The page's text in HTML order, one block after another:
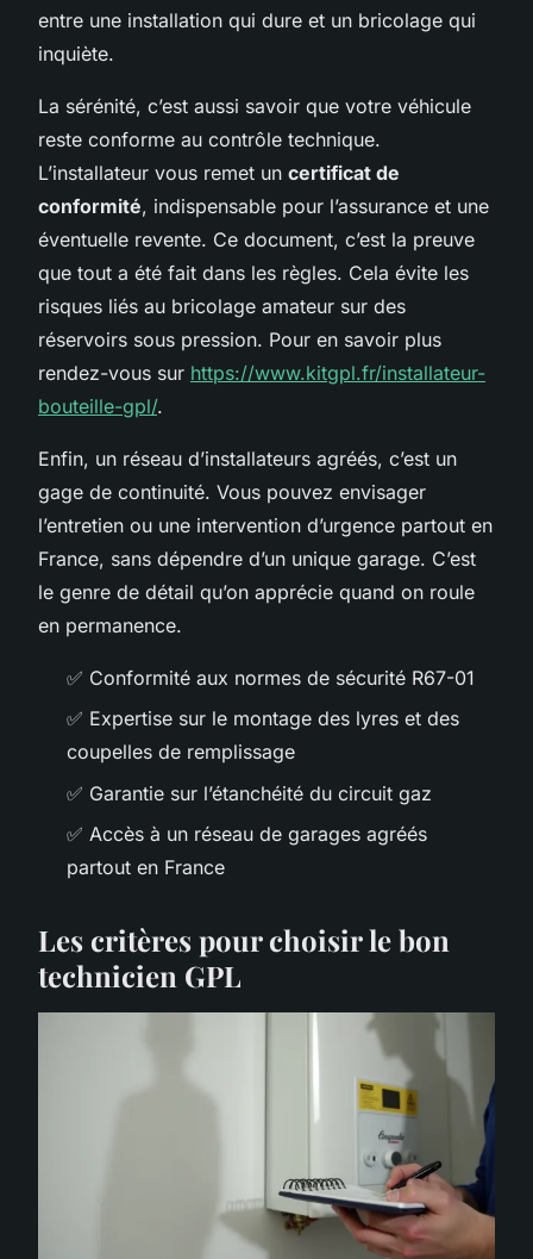
entre une installation qui dure et un bricolage qui
inquiète.
La sérénité, c’est aussi savoir que votre véhicule
reste conforme au contrôle technique.
L’installateur vous remet un certificat de
conformité, indispensable pour l’assurance et une
éventuelle revente. Ce document, c’est la preuve
que tout a été fait dans les règles. Cela évite les
risques liés au bricolage amateur sur des
réservoirs sous pression. Pour en savoir plus
rendez-vous sur https://www.kitgpl.fr/installateur-
bouteille-gpl/.
Enfin, un réseau d’installateurs agréés, c’est un
gage de continuité. Vous pouvez envisager
l’entretien ou une intervention d’urgence partout en
France, sans dépendre d’un unique garage. C’est
le genre de détail qu’on apprécie quand on roule
en permanence.
✅ Conformité aux normes de sécurité R67-01
✅ Expertise sur le montage des lyres et des
coupelles de remplissage
✅ Garantie sur l’étanchéité du circuit gaz
✅ Accès à un réseau de garages agréés
partout en France
Les critères pour choisir le bon
technicien GPL